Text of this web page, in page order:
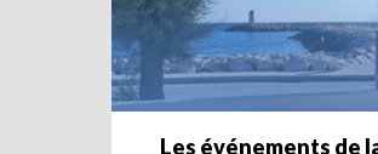
Les événements de